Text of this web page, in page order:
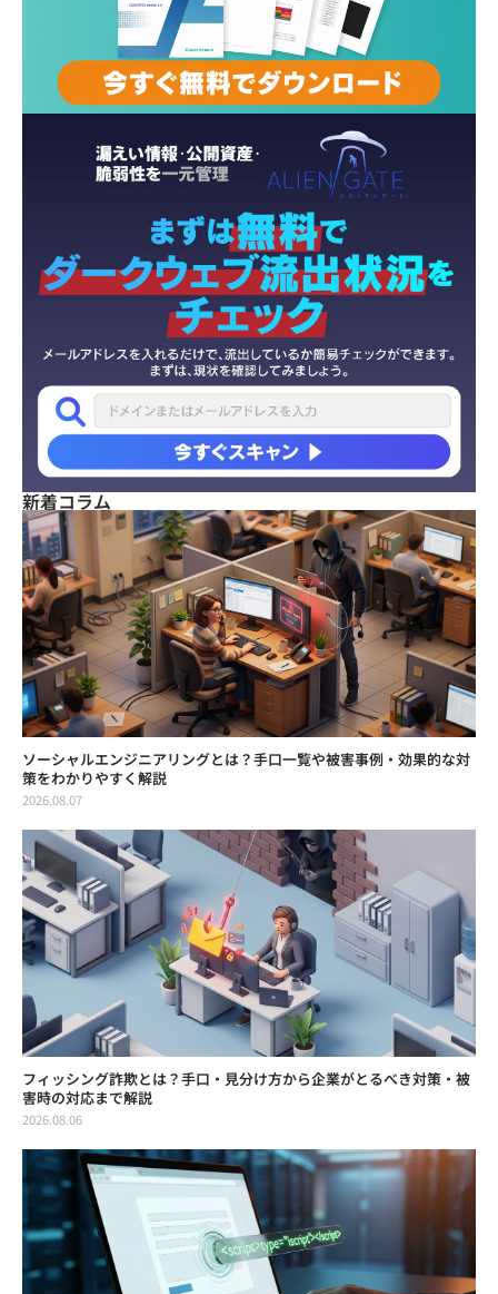
新着コラム
ソーシャルエンジニアリングとは？手口一覧や被害事例・効果的な対
策をわかりやすく解説
2026.08.07
フィッシング詐欺とは？手口・見分け方から企業がとるべき対策・被
害時の対応まで解説
2026.08.06